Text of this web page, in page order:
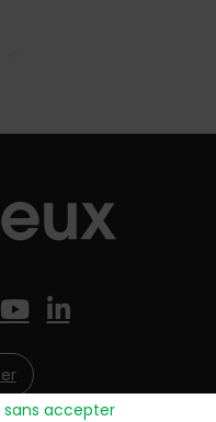
accepter
YouTube
LinkedIn